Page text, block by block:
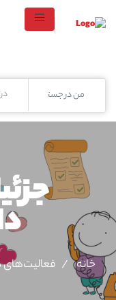
در:
خانه فعالیت‌های